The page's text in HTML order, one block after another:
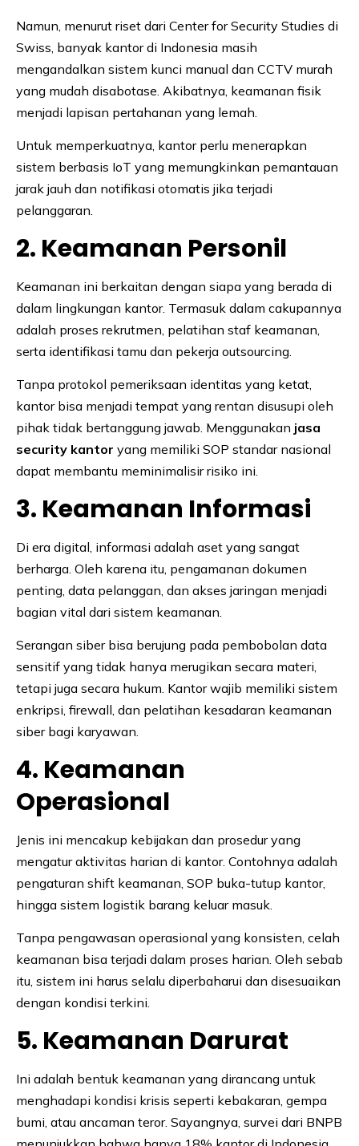
Namun, menurut riset dari Center for Security Studies di
Swiss, banyak kantor di Indonesia masih
mengandalkan sistem kunci manual dan CCTV murah
yang mudah disabotase. Akibatnya, keamanan fisik
menjadi lapisan pertahanan yang lemah.
Untuk memperkuatnya, kantor perlu menerapkan
sistem berbasis IoT yang memungkinkan pemantauan
jarak jauh dan notifikasi otomatis jika terjadi
pelanggaran.
2. Keamanan Personil
Keamanan ini berkaitan dengan siapa yang berada di
dalam lingkungan kantor. Termasuk dalam cakupannya
adalah proses rekrutmen, pelatihan staf keamanan,
serta identifikasi tamu dan pekerja outsourcing.
Tanpa protokol pemeriksaan identitas yang ketat,
kantor bisa menjadi tempat yang rentan disusupi oleh
pihak tidak bertanggung jawab. Menggunakan jasa
security kantor yang memiliki SOP standar nasional
dapat membantu meminimalisir risiko ini.
3. Keamanan Informasi
Di era digital, informasi adalah aset yang sangat
berharga. Oleh karena itu, pengamanan dokumen
penting, data pelanggan, dan akses jaringan menjadi
bagian vital dari sistem keamanan.
Serangan siber bisa berujung pada pembobolan data
sensitif yang tidak hanya merugikan secara materi,
tetapi juga secara hukum. Kantor wajib memiliki sistem
enkripsi, firewall, dan pelatihan kesadaran keamanan
siber bagi karyawan.
4. Keamanan
Operasional
Jenis ini mencakup kebijakan dan prosedur yang
mengatur aktivitas harian di kantor. Contohnya adalah
pengaturan shift keamanan, SOP buka-tutup kantor,
hingga sistem logistik barang keluar masuk.
Tanpa pengawasan operasional yang konsisten, celah
keamanan bisa terjadi dalam proses harian. Oleh sebab
itu, sistem ini harus selalu diperbaharui dan disesuaikan
dengan kondisi terkini.
5. Keamanan Darurat
Ini adalah bentuk keamanan yang dirancang untuk
menghadapi kondisi krisis seperti kebakaran, gempa
bumi, atau ancaman teror. Sayangnya, survei dari BNPB